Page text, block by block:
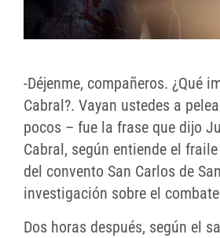
-Déjenme, compañeros. ¿Qué
Cabral?. Vayan ustedes a
pocos – fue la frase que dijo
Cabral, según entiende el
del convento San Carlos de
investigación sobre el
Dos horas después, según el